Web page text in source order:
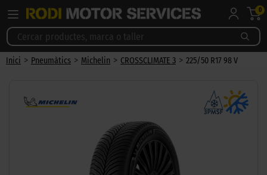
0
Inici > Pneumàtics > Michelin > CROSSCLIMATE 3 > 225/50 R17 98 V